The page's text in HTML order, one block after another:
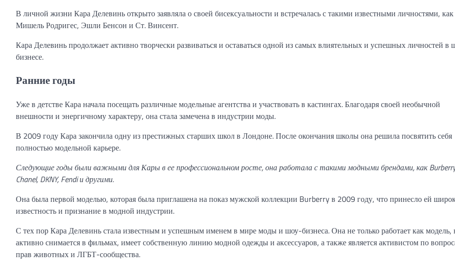
В личной жизни Кара Делевинь открыто заявляла о своей бисексуальности и встречалась с такими известными личностями, как
Мишель Родригес, Эшли Бенсон и Ст. Винсент.
Кара Делевинь продолжает активно творчески развиваться и оставаться одной из самых влиятельных и успешных личностей в
бизнесе.
Ранние годы
Уже в детстве Кара начала посещать различные модельные агентства и участвовать в кастингах. Благодаря своей необычной
внешности и энергичному характеру, она стала замечена в индустрии моды.
В 2009 году Кара закончила одну из престижных старших школ в Лондоне. После окончания школы она решила посвятить себя
полностью модельной карьере.
Следующие годы были важными для Кары в ее профессиональном росте, она работала с такими модными брендами, как
Chanel, DKNY, Fendi и другими.
Она была первой моделью, которая была приглашена на показ мужской коллекции Burberry в 2009 году, что принесло ей
известность и признание в модной индустрии.
С тех пор Кара Делевинь стала известным и успешным именем в мире моды и шоу-бизнеса. Она не только работает как модель,
активно снимается в фильмах, имеет собственную линию модной одежды и аксессуаров, а также является активистом по
прав животных и ЛГБТ-сообщества.